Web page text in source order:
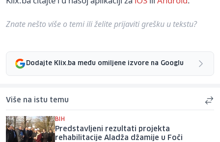
Znate nešto više o temi ili želite prijaviti grešku u tekstu?
Dodajte Klix.ba među omiljene izvore na Googlu
Više na istu temu
BIH
Predstavljeni rezultati projekta
rehabilitacije Aladža džamije u Foči